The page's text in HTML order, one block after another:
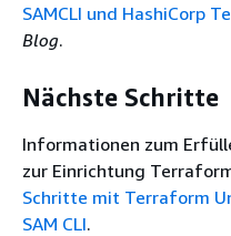
SAMCLI und HashiCorp
Blog.
Nächste Schritte
Informationen zum
zur Einrichtung
Schritte mit Terraform
SAM CLI.